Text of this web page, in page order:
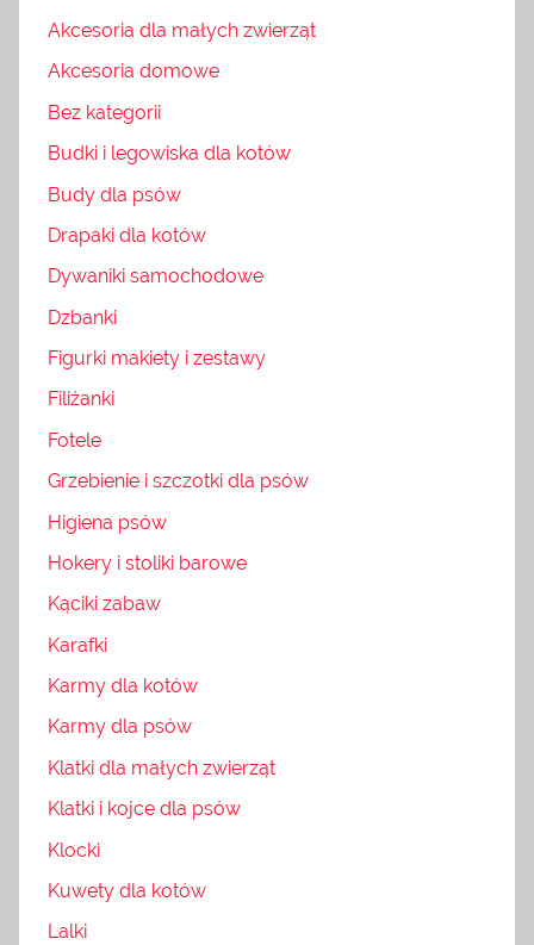
Akcesoria dla małych zwierząt
Akcesoria domowe
Bez kategorii
Budki i legowiska dla kotów
Budy dla psów
Drapaki dla kotów
Dywaniki samochodowe
Dzbanki
Figurki makiety i zestawy
Filiżanki
Fotele
Grzebienie i szczotki dla psów
Higiena psów
Hokery i stoliki barowe
Kąciki zabaw
Karafki
Karmy dla kotów
Karmy dla psów
Klatki dla małych zwierząt
Klatki i kojce dla psów
Klocki
Kuwety dla kotów
Lalki